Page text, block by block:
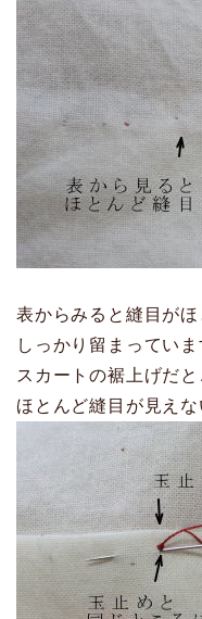
表からみると縫目が
しっかり留まっていま
スカートの裾上げだ
ほとんど縫目が見え